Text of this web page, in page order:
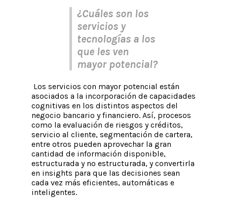
¿Cuáles son los
servicios y
tecnologías a los
que les ven
mayor potencial?
Los servicios con mayor potencial están
asociados a la incorporación de capacidades
cognitivas en los distintos aspectos del
negocio bancario y financiero. Así, procesos
como la evaluación de riesgos y créditos,
servicio al cliente, segmentación de cartera,
entre otros pueden aprovechar la gran
cantidad de información disponible,
estructurada y no estructurada, y convertirla
en insights para que las decisiones sean
cada vez más eficientes, automáticas e
inteligentes.